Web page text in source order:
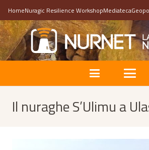
HomeNuragic Resilience WorkshopMediateca
Il nuraghe S’Ulimu a